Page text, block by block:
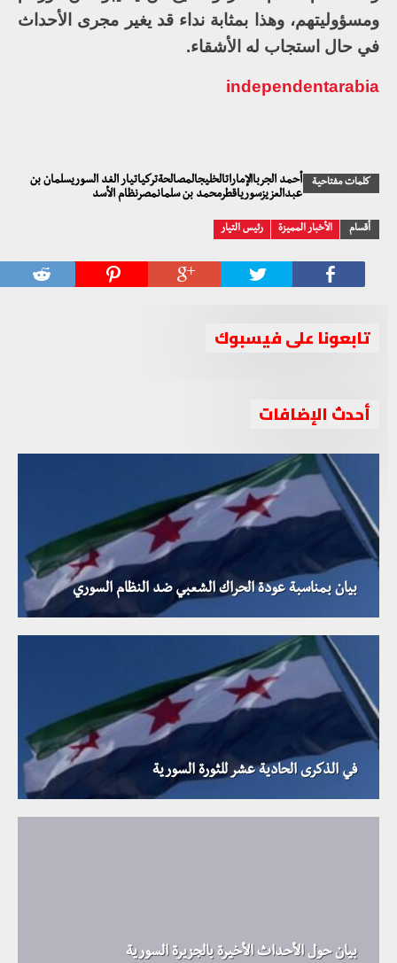
ومسؤوليتهم، وهذا بمثابة نداء قد يغير مجرى الأحداث
في حال استجاب له الأشقاء.
independentarabia
كلمات مفتاحية
أحمد الجرباالإماراتالخليجالمصالحةتركياتيار الغد السوريسلمان بن
عبدالعزيزسورياقطرمحمد بن سلمانمصرنظام الأسد
أقسام الأخبار المميزة رئيس التيار
تابعونا على فيسبوك
أحدث الإضافات
بيان بمناسبة عودة الحراك الشعبي ضد النظام السوري
في الذكرى الحادية عشر للثورة السورية
بيان حول الأحداث الأخيرة بالجزيرة السورية